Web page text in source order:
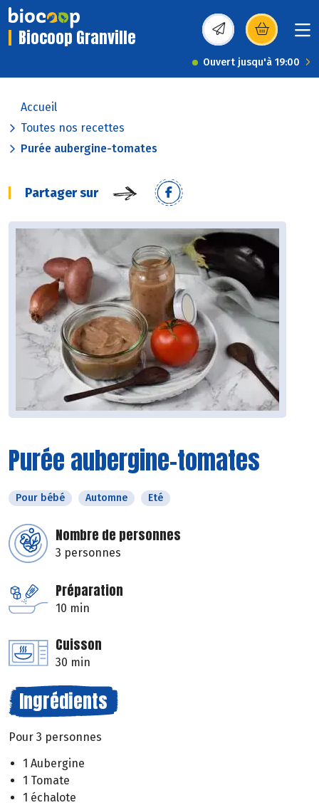
Biocoop Granville (s’ouvre dans une
Ouvert jusqu'à 19:00
Accueil
Toutes nos recettes
Purée aubergine-tomates
Partager sur
Purée aubergine-tomates
Pour bébé Automne Eté
Nombre de personnes
3 personnes
Préparation
10 min
Cuisson
30 min
Ingrédients
Pour 3 personnes
1 Aubergine
1 Tomate
1 échalote